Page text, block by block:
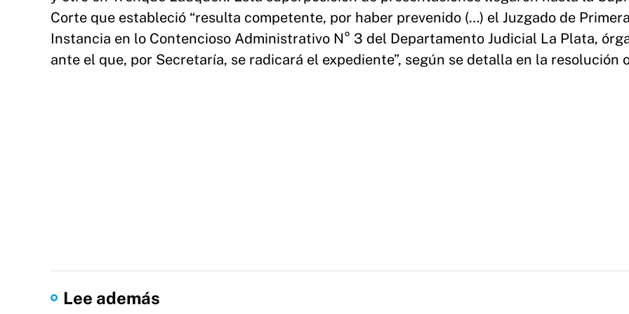
Corte que estableció “resulta competente, por haber prevenido (…) el Juzgado de
Instancia en lo Contencioso Administrativo N° 3 del Departamento Judicial La Plata,
ante el que, por Secretaría, se radicará el expediente”, según se detalla en la resolución
Lee además